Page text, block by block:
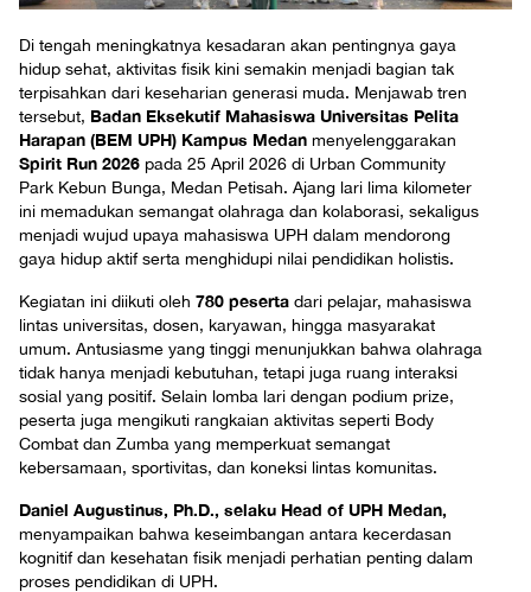
Di tengah meningkatnya kesadaran akan pentingnya gaya
hidup sehat, aktivitas fisik kini semakin menjadi bagian tak
terpisahkan dari keseharian generasi muda. Menjawab tren
tersebut, Badan Eksekutif Mahasiswa Universitas Pelita
Harapan (BEM UPH) Kampus Medan menyelenggarakan
Spirit Run 2026 pada 25 April 2026 di Urban Community
Park Kebun Bunga, Medan Petisah. Ajang lari lima kilometer
ini memadukan semangat olahraga dan kolaborasi, sekaligus
menjadi wujud upaya mahasiswa UPH dalam mendorong
gaya hidup aktif serta menghidupi nilai pendidikan holistis.
Kegiatan ini diikuti oleh 780 peserta dari pelajar, mahasiswa
lintas universitas, dosen, karyawan, hingga masyarakat
umum. Antusiasme yang tinggi menunjukkan bahwa olahraga
tidak hanya menjadi kebutuhan, tetapi juga ruang interaksi
sosial yang positif. Selain lomba lari dengan podium prize,
peserta juga mengikuti rangkaian aktivitas seperti Body
Combat dan Zumba yang memperkuat semangat
kebersamaan, sportivitas, dan koneksi lintas komunitas.
Daniel Augustinus, Ph.D., selaku Head of UPH Medan,
menyampaikan bahwa keseimbangan antara kecerdasan
kognitif dan kesehatan fisik menjadi perhatian penting dalam
proses pendidikan di UPH.